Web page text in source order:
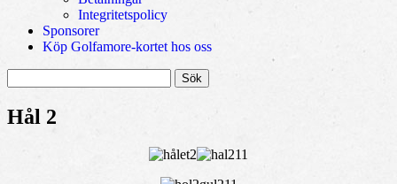
Integritetspolicy
Sponsorer
Köp Golfamore-kortet hos oss
efter:
Hål 2